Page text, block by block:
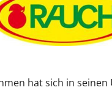
hat sich in